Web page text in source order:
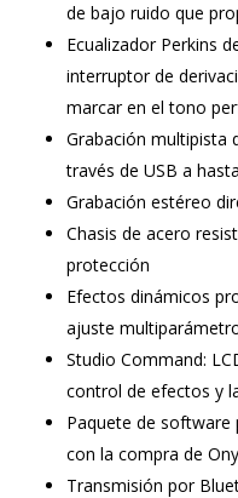
de bajo ruido que
Ecualizador Perkins
interruptor de
marcar en el tono
Grabación multipista
través de USB a
Grabación estéreo
Chasis de acero
protección
Efectos dinámicos
ajuste
Studio Command:
control de efectos y
Paquete de software
con la compra de
Transmisión por